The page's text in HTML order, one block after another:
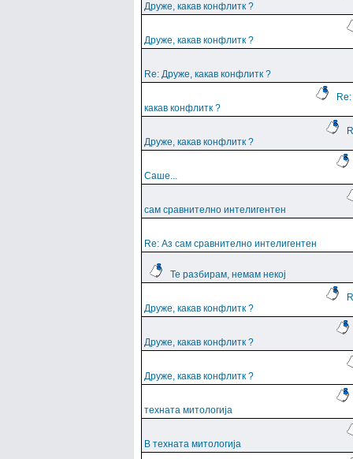
Друже, какав конфлитк ?
Друже, какав конфлитк ?
Re: Друже, какав конфлитк ?
какав конфлитк ?
Друже, какав конфлитк ?
Саше...
сам сравнително интелигентен
Re: Аз сам сравнително интелигентен
Те разбирам, немам некој
Друже, какав конфлитк ?
Друже, какав конфлитк ?
Друже, какав конфлитк ?
техната митологија
В техната митологија